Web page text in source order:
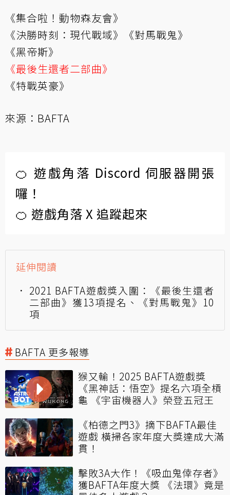
《集合啦！動物森友會》
《決勝時刻：現代戰域》《對馬戰鬼》
《黑帝斯》
《最後生還者二部曲》
《特戰英豪》
來源： BAFTA
🍊 遊戲角落 Discord 伺服器開張
囉！
🍊 遊戲角落 X 追蹤起來
延伸閱讀
2021 BAFTA遊戲獎入圍：《最後生還者
二部曲》獲13項提名、《對馬戰鬼》10
項
BAFTA 更多報導
猴又輸！2025 BAFTA遊戲獎
《黑神話：悟空》提名六項全槓
龜 《宇宙機器人》榮登五冠王
《柏德之門3》摘下BAFTA最佳
遊戲 橫掃各家年度大獎達成大滿
貫！
擊敗3A大作！《吸血鬼倖存者》
獲BAFTA年度大獎 《法環》竟是